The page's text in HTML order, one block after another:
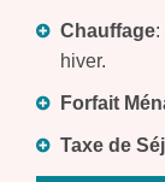
Chauffage:
hiver.
Forfait
Taxe de